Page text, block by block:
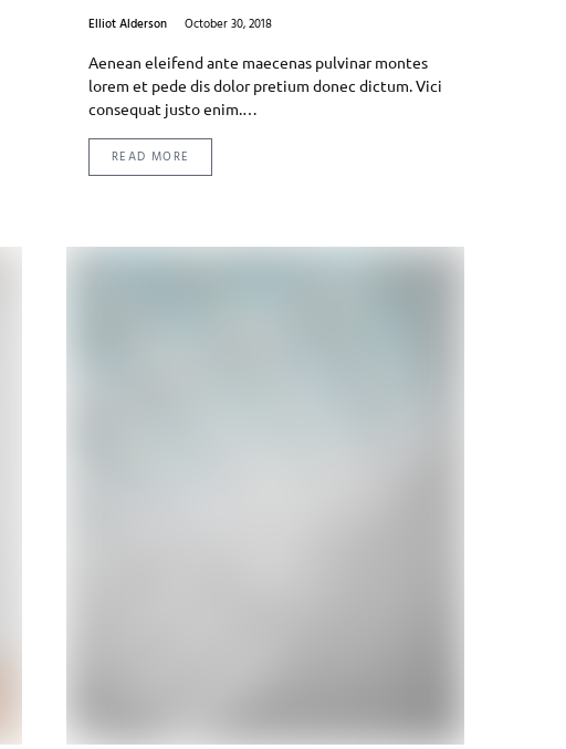
Elliot Alderson
October 30, 2018
Aenean eleifend ante maecenas pulvinar montes
lorem et pede dis dolor pretium donec dictum. Vici
consequat justo enim.…
READ MORE